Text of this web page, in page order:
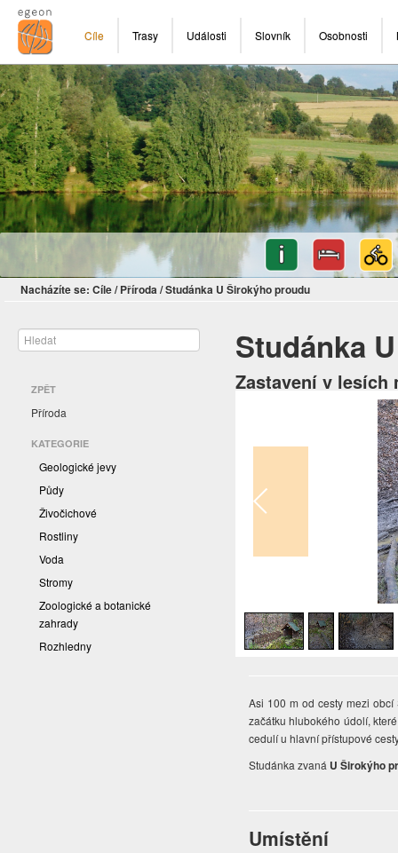
Cíle Trasy Události Slovník Osobnosti
Nacházíte se: Cíle/ Příroda/Studánka U Širokýho proudu
ZPĚT
Příroda
KATEGORIE
Geologické jevy
Půdy
Živočichové
Rostliny
Voda
Stromy
Zoologické a botanické
zahrady
Rozhledny
Studánka
Zastavení v lesích
Asi 100 m od cesty mezi
začátku hlubokého údolí,
cedulí u hlavní přístupové
Studánka zvaná U Širokýho
Umístění